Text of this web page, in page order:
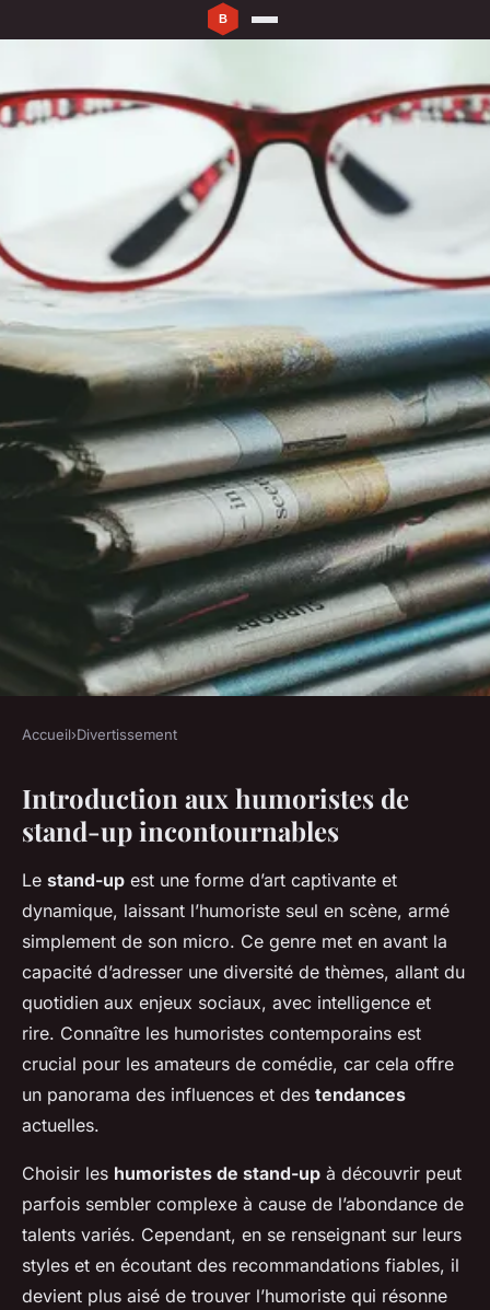
Les 10 humoristes de stand-up
incontournables à découvrir
cette année
Iris 2 mars 2025 • 11 min de lecture
Accueil›Divertissement
Introduction aux humoristes de
stand-up incontournables
Le stand-up est une forme d’art captivante et
dynamique, laissant l’humoriste seul en scène, armé
simplement de son micro. Ce genre met en avant la
capacité d’adresser une diversité de thèmes, allant du
quotidien aux enjeux sociaux, avec intelligence et
rire. Connaître les humoristes contemporains est
crucial pour les amateurs de comédie, car cela offre
un panorama des influences et des tendances
actuelles.
Choisir les humoristes de stand-up à découvrir peut
parfois sembler complexe à cause de l’abondance de
talents variés. Cependant, en se renseignant sur leurs
styles et en écoutant des recommandations fiables, il
devient plus aisé de trouver l’humoriste qui résonne